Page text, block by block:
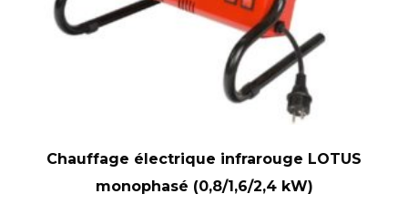
Chauffage électrique infrarouge LOTUS
monophasé (0,8/1,6/2,4 kW)